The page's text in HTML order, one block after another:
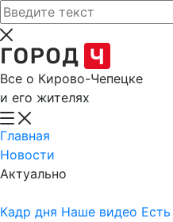
Все о Кирово-Чепецке
и его жителях
Главная
Новости
Актуально
Кадр дня Наше видео